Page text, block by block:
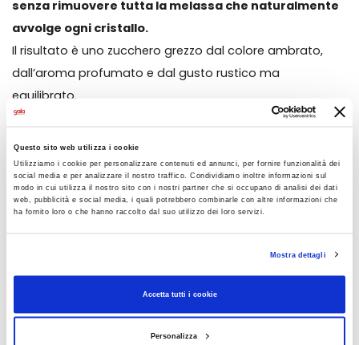
Questo sito web utilizza i cookie
Utilizziamo i cookie per personalizzare contenuti ed annunci, per fornire funzionalità dei
social media e per analizzare il nostro traffico. Condividiamo inoltre informazioni sul
modo in cui utilizza il nostro sito con i nostri partner che si occupano di analisi dei dati
web, pubblicità e social media, i quali potrebbero combinarle con altre informazioni che
ha fornito loro o che hanno raccolto dal suo utilizzo dei loro servizi.
Mostra dettagli
Accetta tutti i cookie
Personalizza
senza rimuovere tutta la melassa che naturalmente
avvolge ogni cristallo.
Il risultato è uno zucchero grezzo dal colore ambrato,
dall’aroma profumato e dal gusto rustico ma
equilibrato.
Nostrano èdisponibile anche in versione biologica
rappresenta una scelta consapevole per chi cerca un
prodotto buono, pulito e giusto. Perché la dolcezza, quando
è anche sostenibile, ha tutto un altro sapore.
AGGIUNGI AI PREFERITI